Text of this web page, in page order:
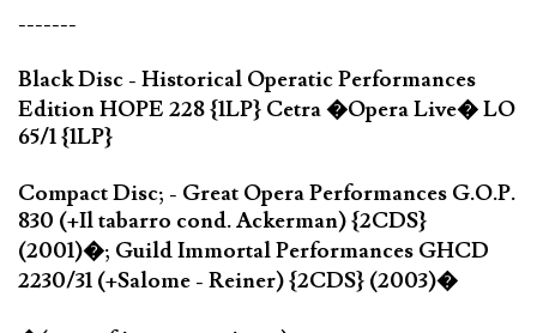
-------
Black Disc - Historical Operatic Performances
Edition HOPE 228 {1LP} Cetra �Opera Live� LO
65/1 {1LP}
Compact Disc; - Great Opera Performances G.O.P.
830 (+Il tabarro cond. Ackerman) {2CDS}
(2001)�; Guild Immortal Performances GHCD
2230/31 (+Salome - Reiner) {2CDS} (2003)�